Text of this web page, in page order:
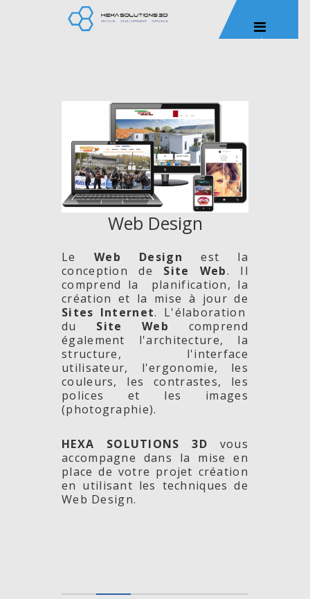
Web Design
Le Web Design est la
conception de Site Web. Il
comprend la planification, la
création et la mise à jour de
Sites Internet. L'élaboration
du Site Web comprend
également l'architecture, la
structure, l'interface
utilisateur, l'ergonomie, les
couleurs, les contrastes, les
polices et les images
(photographie).
HEXA SOLUTIONS 3D vous
accompagne dans la mise en
place de votre projet création
en utilisant les techniques de
Web Design.